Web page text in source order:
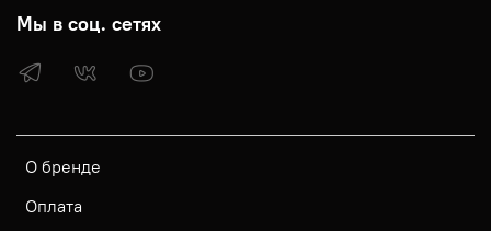
О бренде
Оплата
Мы в соц. сетях